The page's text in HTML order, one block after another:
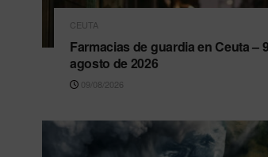
CEUTA
Farmacias de guardia en Ceuta –
agosto de 2026
09/08/2026